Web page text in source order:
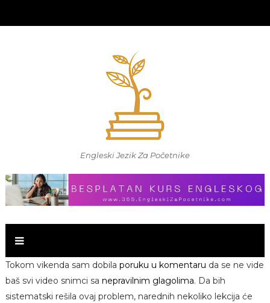
Engleski Jezik Za Početnike
Tokom vikenda sam dobila poruku u komentaru da se ne vide
baš svi video snimci sa nepravilnim glagolima. Da bih
sistematski rešila ovaj problem, narednih nekoliko lekcija će